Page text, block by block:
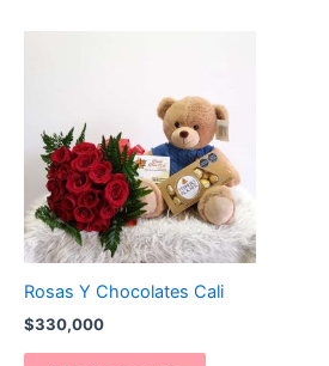
Rosas Y Chocolates Cali
$330,000